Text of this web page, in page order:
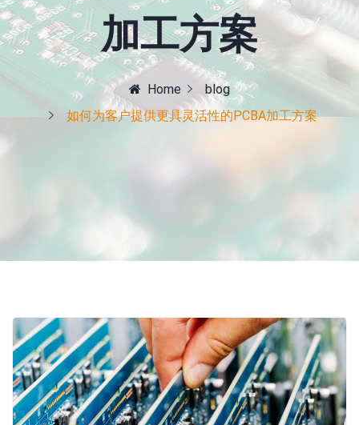
加工方案
Home
blog
如何为客户提供更具灵活性的PCBA加工方案